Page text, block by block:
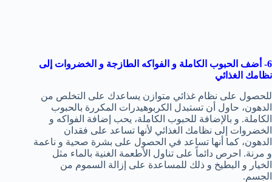
6- أضف الحبوب الكاملة و الفواكه الطازجة و الخضروات إلى
نظامك الغذائي
للحصول على نظام غذائي متوازن يساعدك على التخلص من
الدهون، حاول أن تستبدل الكربوهيدرات المكررة بالحبوب
الكاملة. و بالإضافة للحبوب الكاملة، يحب إضافة الفواكه و
الخضروات إلى نظامك الغذائي لأنها تساعد على فقدان
الدهون، كما أنها تساعد في الحصول على بشرة صحية و ناعمة
و مرنة. احرص دائماً على تناول الأطعمة الغنية بالماء مثل
الخيار و البطيخ و ذلك للمساعدة على إزالة السموم من
الجسم.